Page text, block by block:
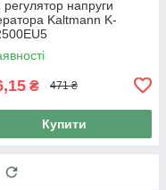
регулятор напруги
Kaltmann K-
₴ 471 ₴
Купити